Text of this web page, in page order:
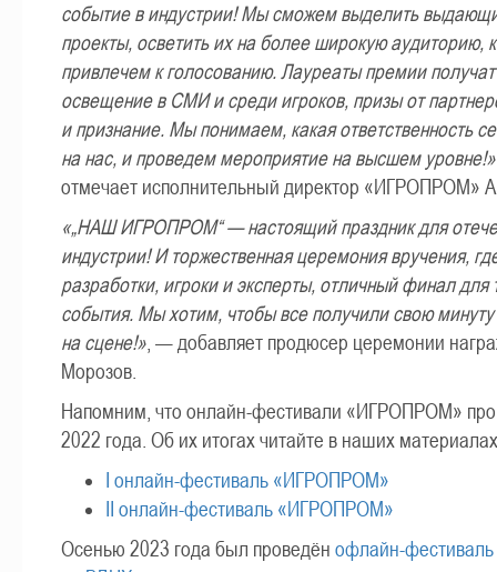
событие в индустрии! Мы сможем выделить
проекты, осветить их на более широкую аудиторию,
привлечем к голосованию. Лауреаты премии
освещение в СМИ и среди игроков, призы от
и признание. Мы понимаем, какая ответственность
на нас, и проведем мероприятие на высшем уровне!»
отмечает исполнительный директор «ИГРОПРОМ»
«„НАШ ИГРОПРОМ“ — настоящий праздник для
индустрии! И торжественная церемония вручения,
разработки, игроки и эксперты, отличный финал для
события. Мы хотим, чтобы все получили свою
на сцене!» , — добавляет продюсер церемонии
Морозов.
Напомним, что онлайн-фестивали «ИГРОПРОМ»
2022 года. Об их итогах читайте в наших
I онлайн-фестиваль «ИГРОПРОМ»
II онлайн-фестиваль «ИГРОПРОМ»
Осенью 2023 года был проведён офлайн-